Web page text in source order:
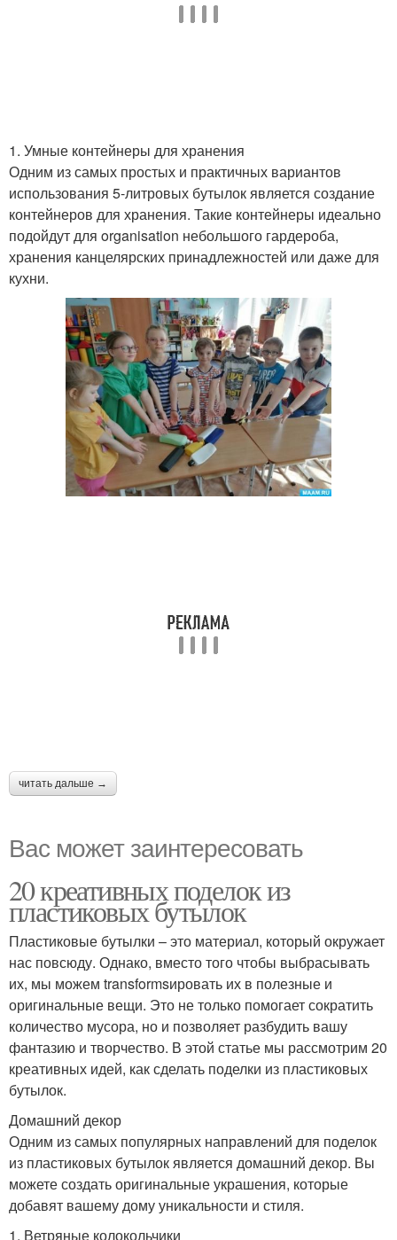
1. Умные контейнеры для хранения
Одним из самых простых и практичных вариантов
использования 5-литровых бутылок является создание
контейнеров для хранения. Такие контейнеры идеально
подойдут для organisation небольшого гардероба,
хранения канцелярских принадлежностей или даже для
кухни.
читать дальше →
Вас может заинтересовать
20 креативных поделок из
пластиковых бутылок
Пластиковые бутылки – это материал, который окружает
нас повсюду. Однако, вместо того чтобы выбрасывать
их, мы можем transformsировать их в полезные и
оригинальные вещи. Это не только помогает сократить
количество мусора, но и позволяет разбудить вашу
фантазию и творчество. В этой статье мы рассмотрим 20
креативных идей, как сделать поделки из пластиковых
бутылок.
Домашний декор
Одним из самых популярных направлений для поделок
из пластиковых бутылок является домашний декор. Вы
можете создать оригинальные украшения, которые
добавят вашему дому уникальности и стиля.
1. Ветряные колокольчики